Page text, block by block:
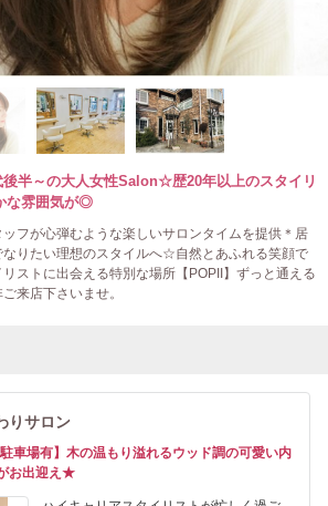
後半～の大人女性Salon☆歴20年以上のスタイリ
な雰囲気が◎
フが心弾むような楽しいサロンタイムを提供＊居
りたい理想のスタイルへ☆自然とあふれる笑顔で
ストに出会える特別な場所【POPII】ずっと通える
来店下さいませ。
りサロン
駐車場有】木の温もり溢れるウッド調の可愛い内
お出迎え★